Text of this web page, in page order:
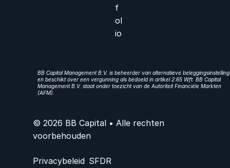
f
ol
io
BB Capital Management B.V. is beheerder van alternatieve
en beschikt over een vergunning als bedoeld in artikel 2:65 Wft. BB Capital
Management B.V. staat onder toezicht van de Autoriteit Financiële Markten
(AFM).
© 2026 BB Capital • Alle rechten
voorbehouden
Privacybeleid SFDR